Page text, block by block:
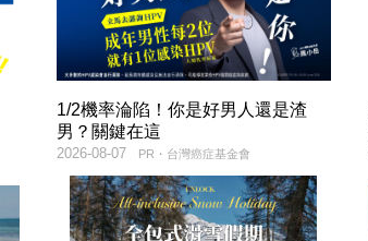
1/2機率淪陷！你是好男人還是渣
男？關鍵在這
PR・台灣癌症基金會
2026-08-07